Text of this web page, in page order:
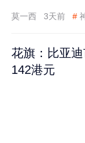
莫一西 3天前 #
花旗：比亚
142港元